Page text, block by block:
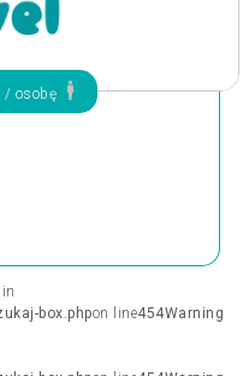
/ osobę
box.phpon line454Warning